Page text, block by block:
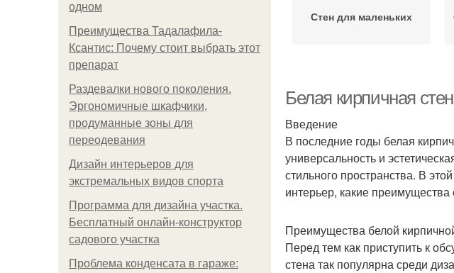
одном
Преимущества Тадалафила-
Ксантис: Почему стоит выбрать этот
препарат
Раздевалки нового поколения.
Эргономичные шкафчики,
продуманные зоны для
переодевания
Дизайн интерьеров для
экстремальных видов спорта
Программа для дизайна участка.
Бесплатный онлайн-конструктор
садового участка
Проблема конденсата в гараже:
Стен для маленьких
Белая кирпичная
Введение
В последние годы белая
универсальность и
стильного пространства. В
интерьер, какие преимущества
Преимущества белой
Перед тем как приступить к
стена так популярна среди